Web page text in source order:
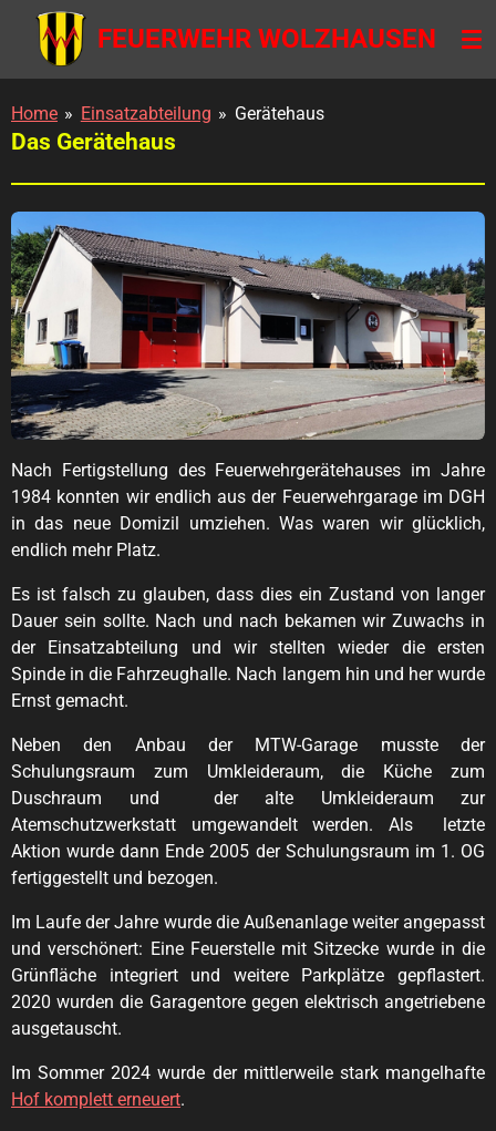
Zum
Hauptinhalt
springen
FEUERWEHR WOLZHAUSEN
Home » Einsatzabteilung » Gerätehaus
Das Gerätehaus
Nach Fertigstellung des Feuerwehrgerätehauses im Jahre
1984 konnten wir endlich aus der Feuerwehrgarage im DGH
in das neue Domizil umziehen. Was waren wir glücklich,
endlich mehr Platz.
Es ist falsch zu glauben, dass dies ein Zustand von langer
Dauer sein sollte. Nach und nach bekamen wir Zuwachs in
der Einsatzabteilung und wir stellten wieder die ersten
Spinde in die Fahrzeughalle. Nach langem hin und her wurde
Ernst gemacht.
Neben den Anbau der MTW-Garage musste der
Schulungsraum zum Umkleideraum, die Küche zum
Duschraum und der alte Umkleideraum zur
Atemschutzwerkstatt umgewandelt werden. Als letzte
Aktion wurde dann Ende 2005 der Schulungsraum im 1. OG
fertiggestellt und bezogen.
Im Laufe der Jahre wurde die Außenanlage weiter angepasst
und verschönert: Eine Feuerstelle mit Sitzecke wurde in die
Grünfläche integriert und weitere Parkplätze gepflastert.
2020 wurden die Garagentore gegen elektrisch angetriebene
ausgetauscht.
Im Sommer 2024 wurde der mittlerweile stark mangelhafte
Hof komplett erneuert.